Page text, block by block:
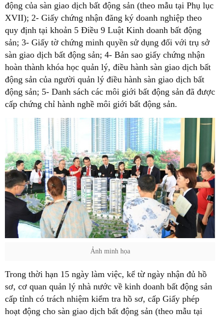
động của sàn giao dịch bất động sản (theo mẫu tại Phụ lục
XVII); 2- Giấy chứng nhận đăng ký doanh nghiệp theo
quy định tại khoản 5 Điều 9 Luật Kinh doanh bất động
sản; 3- Giấy tờ chứng minh quyền sử dụng đối với trụ sở
sàn giao dịch bất động sản; 4- Bản sao giấy chứng nhận
hoàn thành khóa học quản lý, điều hành sàn giao dịch bất
động sản của người quản lý điều hành sàn giao dịch bất
động sản; 5- Danh sách các môi giới bất động sản đã được
cấp chứng chỉ hành nghề môi giới bất động sản.
Ảnh minh họa
Trong thời hạn 15 ngày làm việc, kể từ ngày nhận đủ hồ
sơ, cơ quan quản lý nhà nước về kinh doanh bất động sản
cấp tỉnh có trách nhiệm kiểm tra hồ sơ, cấp Giấy phép
hoạt động cho sàn giao dịch bất động sản (theo mẫu tại